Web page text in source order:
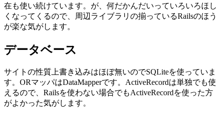
在も使い続けています。が、何だかんだいっていろいろほし
くなってくるので、周辺ライブラリの揃っているRailsのほう
が楽な気がします。
データベース
サイトの性質上書き込みはほぼ無いのでSQLiteを使っていま
す。ORマッパはDataMapperです。ActiveRecordは単独でも使
えるので、Railsを使わない場合でもActiveRecordを使った方
がよかった気がします。